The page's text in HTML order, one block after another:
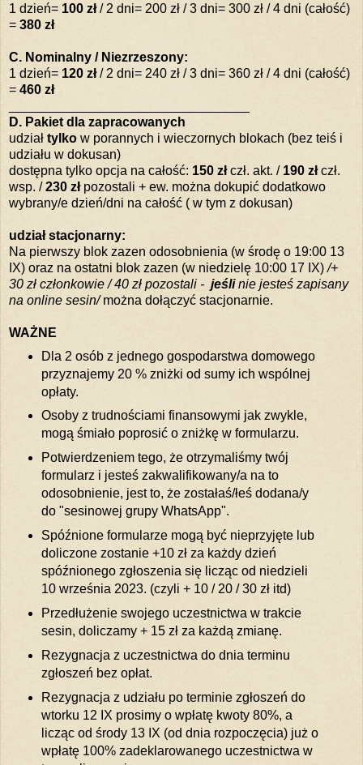
1 dzień= 100 zł/ 2 dni= 200 zł / 3 dni= 300 zł / 4 dni (całość)
= 380 zł
C. Nominalny / Niezrzeszony:
1 dzień= 120 zł/ 2 dni= 240 zł / 3 dni= 360 zł / 4 dni (całość)
= 460 zł
D. Pakiet dla zapracowanych
udział tylko w porannych i wieczornych blokach (bez teiś i
udziału w dokusan)
dostępna tylko opcja na całość: 150 złczł. akt. / 190 złczł.
wsp. /230 złpozostali + ew. można dokupić dodatkowo
wybrany/e dzień/dni na całość ( w tym z dokusan)
udział stacjonarny:
Na pierwszy blok zazen odosobnienia (w środę o 19:00 13
IX) oraz na ostatni blok zazen (w niedzielę 10:00 17 IX)/+
30 zł członkowie / 40 zł pozostali - jeślinie jesteś zapisany
na online sesin/można dołączyć stacjonarnie.
WAŻNE
Dla 2 osób z jednego gospodarstwa domowego
przyznajemy 20 % zniżki od sumy ich wspólnej
opłaty.
Osoby z trudnościami finansowymi jak zwykle,
mogą śmiało poprosić o zniżkę w formularzu.
Potwierdzeniem tego, że otrzymaliśmy twój
formularz i jesteś zakwalifikowany/a na to
odosobnienie, jest to, że zostałaś/łeś dodana/y
do "sesinowej grupy WhatsApp".
Spóźnione formularze mogą być nieprzyjęte lub
doliczone zostanie +10 zł za każdy dzień
spóźnionego zgłoszenia się licząc od niedzieli
10 września 2023. (czyli + 10 / 20 / 30 zł itd)
Przedłużenie swojego uczestnictwa w trakcie
sesin, doliczamy + 15 zł za każdą zmianę.
Rezygnacja z uczestnictwa do dnia terminu
zgłoszeń bez opłat.
Rezygnacja z udziału po terminie zgłoszeń do
wtorku 12 IX prosimy o wpłatę kwoty 80%, a
licząc od środy 13 IX (od dnia rozpoczęcia) już o
wpłatę 100% zadeklarowanego uczestnictwa w